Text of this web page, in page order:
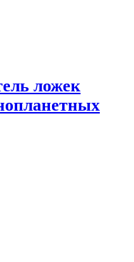
ложек